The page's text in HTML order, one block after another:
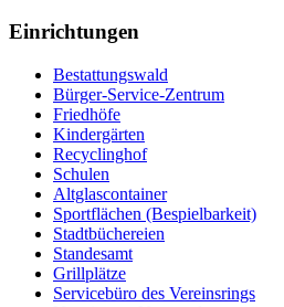
Einrichtungen
Bestattungswald
Bürger-Service-Zentrum
Friedhöfe
Kindergärten
Recyclinghof
Schulen
Altglascontainer
Sportflächen (Bespielbarkeit)
Stadtbüchereien
Standesamt
Grillplätze
Servicebüro des Vereinsrings